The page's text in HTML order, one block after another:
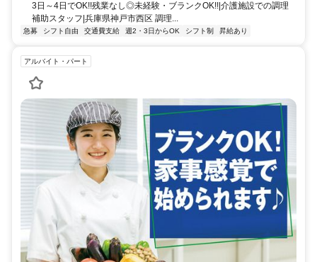
3日～4日でOK!!残業なし◎未経験・ブランクOK!!|介護施設での調理
補助スタッフ|兵庫県神戸市西区 調理...
急募 シフト自由 交通費支給 週2・3日からOK シフト制 昇給あり
アルバイト・パート